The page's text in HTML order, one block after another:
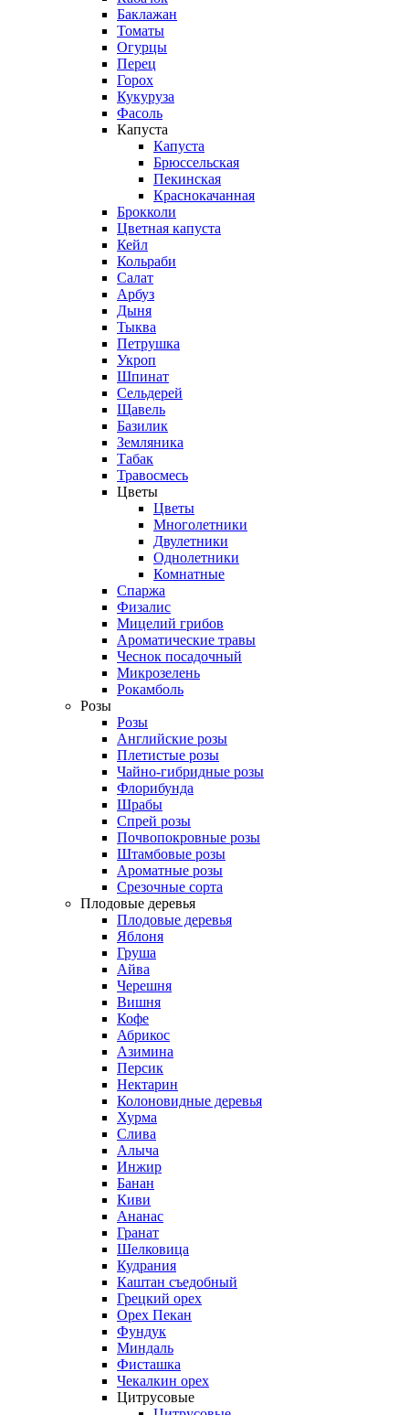
Баклажан
Томаты
Огурцы
Перец
Горох
Кукуруза
Фасоль
Капуста
Капуста
Брюссельская
Пекинская
Краснокачанная
Брокколи
Цветная капуста
Кейл
Кольраби
Салат
Арбуз
Дыня
Тыква
Петрушка
Укроп
Шпинат
Сельдерей
Щавель
Базилик
Земляника
Табак
Травосмесь
Цветы
Цветы
Многолетники
Двулетники
Однолетники
Комнатные
Спаржа
Физалис
Мицелий грибов
Ароматические травы
Чеснок посадочный
Микрозелень
Рокамболь
Розы
Розы
Английские розы
Плетистые розы
Чайно-гибридные розы
Флорибунда
Шрабы
Спрей розы
Почвопокровные розы
Штамбовые розы
Ароматные розы
Срезочные сорта
Плодовые деревья
Плодовые деревья
Яблоня
Груша
Айва
Черешня
Вишня
Кофе
Абрикос
Азимина
Персик
Нектарин
Колоновидные деревья
Хурма
Слива
Алыча
Инжир
Банан
Киви
Ананас
Гранат
Шелковица
Кудрания
Каштан съедобный
Грецкий орех
Орех Пекан
Фундук
Миндаль
Фисташка
Чекалкин орех
Цитрусовые